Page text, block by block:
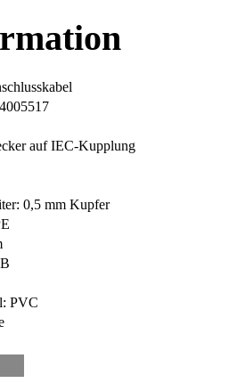
auf IEC-Kupplung
0,5 mm Kupfer
PVC